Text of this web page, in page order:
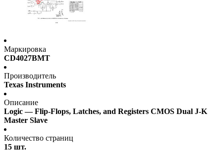
Маркировка
CD4027BMT
Производитель
Texas Instruments
Описание
Logic — Flip-Flops, Latches, and Registers CMOS Dual J-K
Master Slave
Количество страниц
15 шт.